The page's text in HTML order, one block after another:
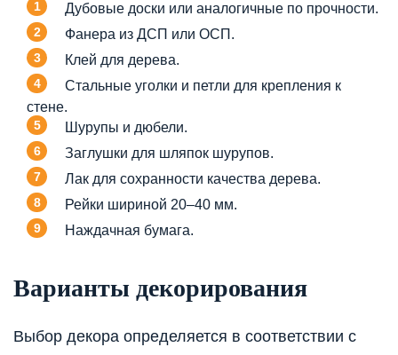
Дубовые доски или аналогичные по прочности.
Фанера из ДСП или ОСП.
Клей для дерева.
Стальные уголки и петли для крепления к
стене.
Шурупы и дюбели.
Заглушки для шляпок шурупов.
Лак для сохранности качества дерева.
Рейки шириной 20–40 мм.
Наждачная бумага.
Варианты декорирования
Выбор декора определяется в соответствии с